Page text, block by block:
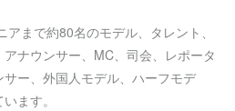
まで約80名のモデル、タレント、
ナウンサー、MC、司会、レポータ
ー、外国人モデル、ハーフモデ
ます。